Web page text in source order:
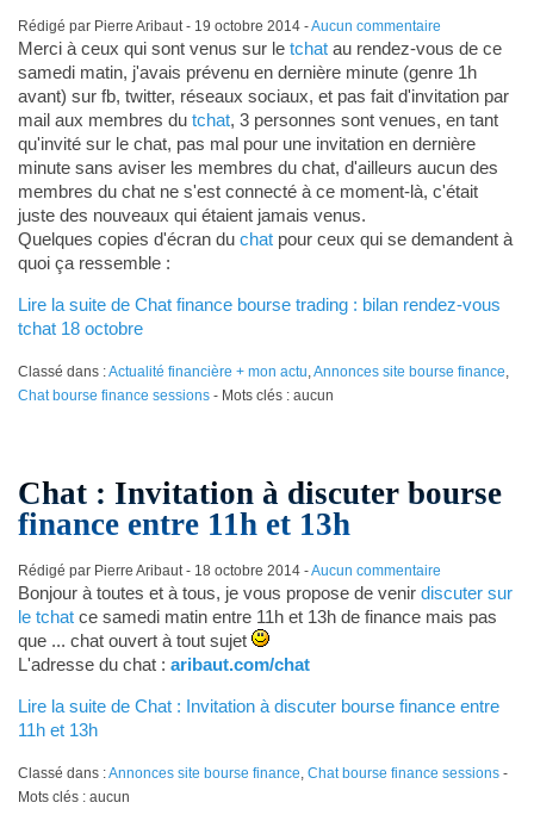
Rédigé par Pierre Aribaut - 19 octobre 2014-Aucun commentaire
Merci à ceux qui sont venus sur le tchatau rendez-vous de ce
samedi matin, j'avais prévenu en dernière minute (genre 1h
avant) sur fb, twitter, réseaux sociaux, et pas fait d'invitation par
mail aux membres du tchat, 3 personnes sont venues, en tant
qu'invité sur le chat, pas mal pour une invitation en dernière
minute sans aviser les membres du chat, d'ailleurs aucun des
membres du chat ne s'est connecté à ce moment-là, c'était
juste des nouveaux qui étaient jamais venus.
Quelques copies d'écran du chatpour ceux qui se demandent à
quoi ça ressemble :
Lire la suite de Chat finance bourse trading : bilan rendez-vous
tchat 18 octobre
Classé dans :Actualité financière + mon actu,Annonces site bourse finance,
Chat bourse finance sessions- Mots clés : aucun
Chat : Invitation à discuter bourse
finance entre 11h et 13h
Rédigé par Pierre Aribaut - 18 octobre 2014-Aucun commentaire
Bonjour à toutes et à tous, je vous propose de venir discuter sur
le tchatce samedi matin entre 11h et 13h de finance mais pas
que ... chat ouvert à tout sujet
L'adresse du chat : aribaut.com/chat
Lire la suite de Chat : Invitation à discuter bourse finance entre
11h et 13h
Classé dans :Annonces site bourse finance, Chat bourse finance sessions-
Mots clés : aucun